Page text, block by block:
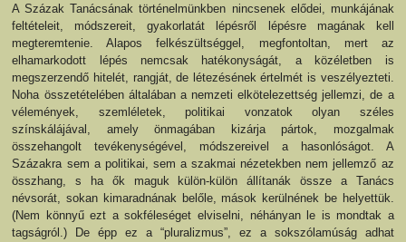
A Százak Tanácsának történelmünkben nincsenek elődei, munkájának
feltételeit, módszereit, gyakorlatát lépésről lépésre magának kell
megteremtenie. Alapos felkészültséggel, megfontoltan, mert az
elhamarkodott lépés nemcsak hatékonyságát, a közéletben is
megszerzendő hitelét, rangját, de létezésének értelmét is veszélyezteti.
Noha összetételében általában a nemzeti elkötelezettség jellemzi, de a
vélemények, szemléletek, politikai vonzatok olyan széles
színskálájával, amely önmagában kizárja pártok, mozgalmak
összehangolt tevékenységével, módszereivel a hasonlóságot. A
Százakra sem a politikai, sem a szakmai nézetekben nem jellemző az
összhang, s ha ők maguk külön-külön állítanák össze a Tanács
névsorát, sokan kimaradnának belőle, mások kerülnének be helyettük.
(Nem könnyű ezt a sokféleséget elviselni, néhányan le is mondtak a
tagságról.) De épp ez a “pluralizmus”, ez a sokszólamúság adhat